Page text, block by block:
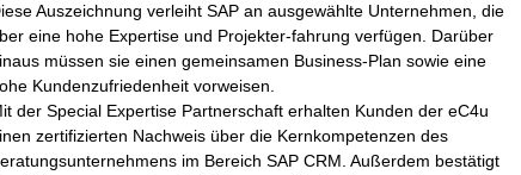
Auszeichnung verleiht SAP an ausgewählte Unternehmen, die
eine hohe Expertise und Projekter-fahrung verfügen. Darüber
müssen sie einen gemeinsamen Business-Plan sowie eine
Kundenzufriedenheit vorweisen.
der Special Expertise Partnerschaft erhalten Kunden der eC4u
zertifizierten Nachweis über die Kernkompetenzen des
im Bereich SAP CRM. Außerdem bestätigt